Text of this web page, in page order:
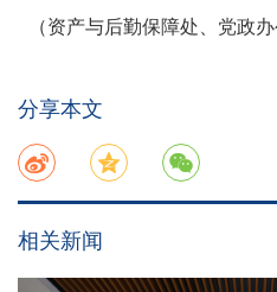
（资产与后勤保障处、党政
分享本文
相关新闻